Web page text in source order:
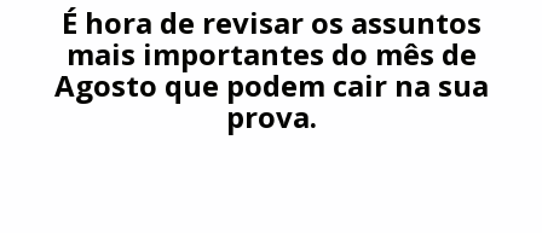
É hora de revisar os assuntos
mais importantes do mês de
Agosto que podem cair na sua
prova.